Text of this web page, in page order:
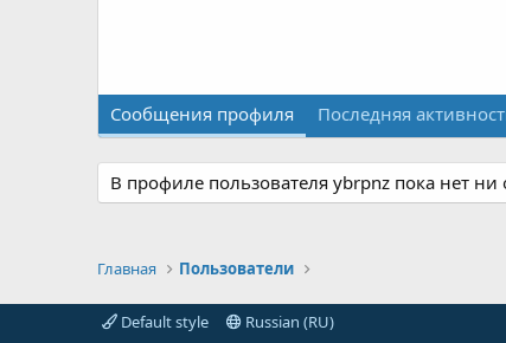
Сообщения профиля Последняя
В профиле пользователя ybrpnz пока нет
Главная Пользователи
Default style Russian (RU)